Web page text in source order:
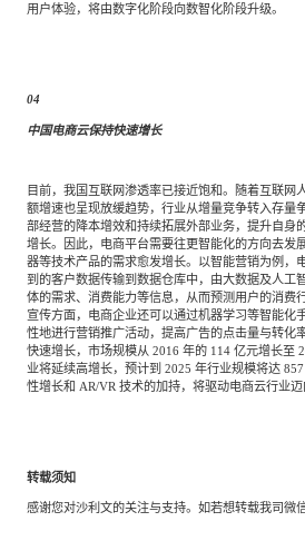
用户体验，将由数字化阶段向数智化阶段升级。
04
中国电商云保持快速增长
目前，我国互联网渗透率已接近饱和。随着互联网
额增速也呈现放缓趋势，行业从增量竞争转入存量
部经营的降本增效和持续拓展外部业务，提升自身
增长。因此，电商平台需要往更智能化的方向去发
器等技术产品的需求愈发增长。以智能营销为例，
到的客户数据传输到数据仓库中，由大数据及人工
体的需求、消费能力等信息，从而预测用户的消费
宣传方面，电商企业还可以通过机器学习等智能化
性地进行营销推广活动，提高广告的点击量与转化
快速增长，市场规模从 2016 年的114 亿元增长至
业将延续高增长，预计到 2025 年行业规模将达857
性增长和 AR/VR 技术的加持，将驱动电商云行业迈
转载须知
感谢您对沙利文的关注与支持。如若想转载我司微